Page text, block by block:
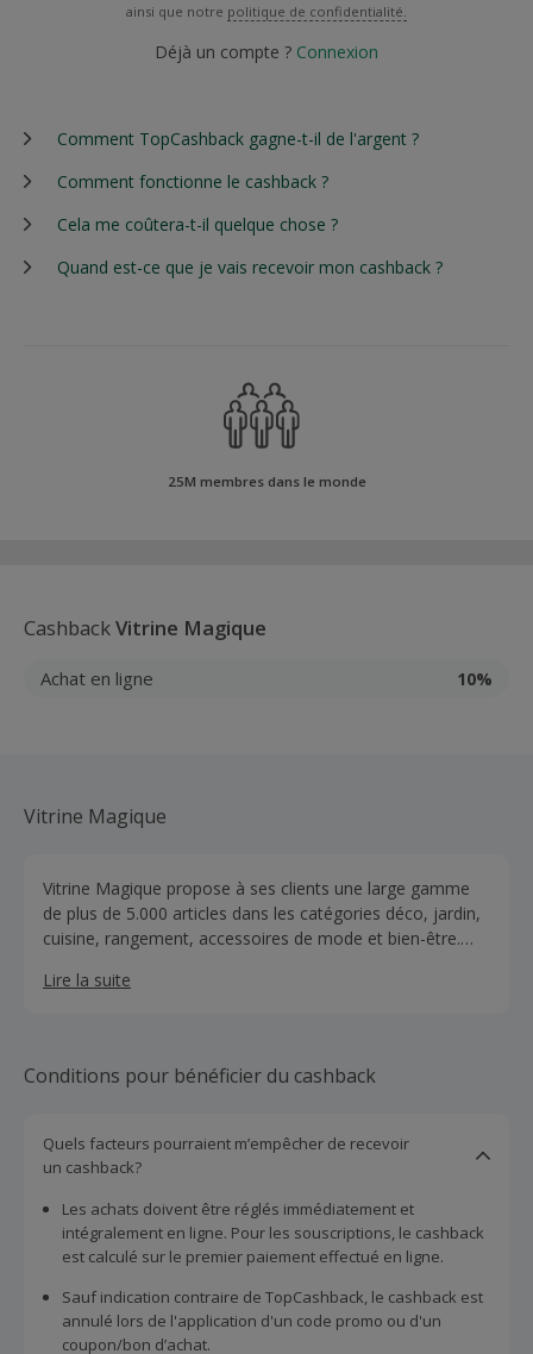
ainsi que notre politique de confidentialité.
Déjà un compte ? Connexion
Comment TopCashback gagne-t-il de l'argent ?
Comment fonctionne le cashback ?
Cela me coûtera-t-il quelque chose ?
Quand est-ce que je vais recevoir mon cashback ?
25M membres dans le monde
CashbackVitrine Magique
Achat en ligne 10%
Vitrine Magique
Vitrine Magique propose à ses clients une large gamme
de plus de 5.000 articles dans les catégories déco, jardin,
cuisine, rangement, accessoires de mode et bien-être.
toujours proposés à petit prix !
Lire la suite
Conditions pour bénéficier du cashback
Quels facteurs pourraient m’empêcher de recevoir
un cashback?
Les achats doivent être réglés immédiatement et
intégralement en ligne. Pour les souscriptions, le cashback
est calculé sur le premier paiement effectué en ligne.
Sauf indication contraire de TopCashback, le cashback est
annulé lors de l'application d'un code promo ou d'un
coupon/bon d’achat.